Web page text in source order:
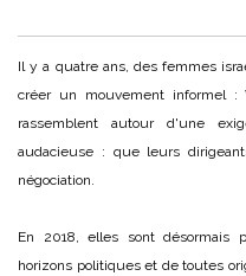
Il y a quatre ans, des femmes
créer un mouvement informel :
rassemblent autour d'une
audacieuse : que leurs
négociation.
En 2018, elles sont désormais
horizons politiques et de toutes